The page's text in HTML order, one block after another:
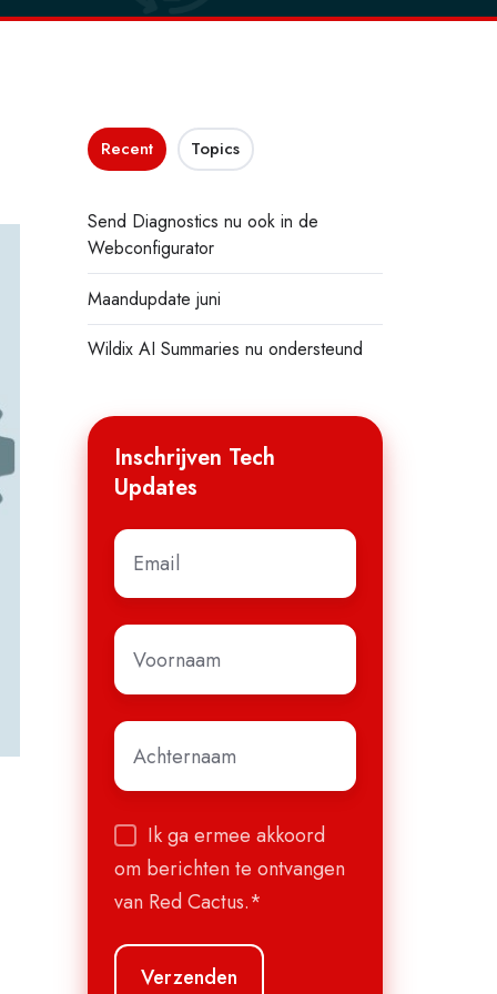
Recent Topics
Send Diagnostics nu ook in de
Webconfigurator
Maandupdate juni
Wildix AI Summaries nu ondersteund
Inschrijven Tech
Updates
E-
mail*
Voornaam
Achternaam
Ik ga ermee akkoord
om berichten te ontvangen
van Red Cactus.*